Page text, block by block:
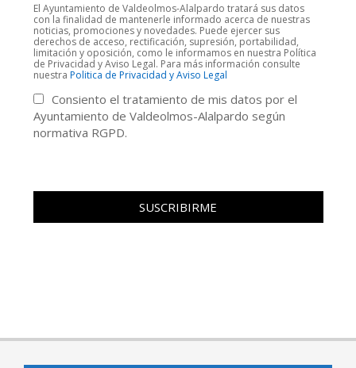
El Ayuntamiento de Valdeolmos-Alalpardo tratará sus datos
con la finalidad de mantenerle informado acerca de nuestras
noticias, promociones y novedades. Puede ejercer sus
derechos de acceso, rectificación, supresión, portabilidad,
limitación y oposición, como le informamos en nuestra Política
de Privacidad y Aviso Legal. Para más información consulte
nuestra Politica de Privacidad y Aviso Legal
Consiento el tratamiento de mis datos por el
Ayuntamiento de Valdeolmos-Alalpardo según
normativa RGPD.